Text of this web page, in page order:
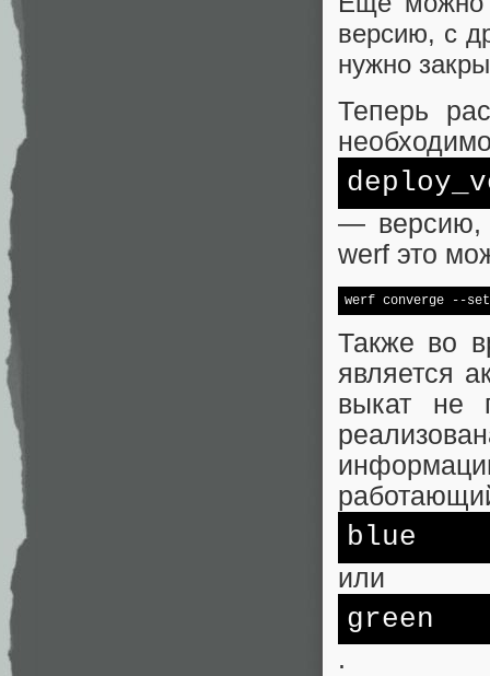
версию, с
нужно
Теперь
— версию,
werf это
werf converge --
Также во
является
выкат не
blue
или
green
.